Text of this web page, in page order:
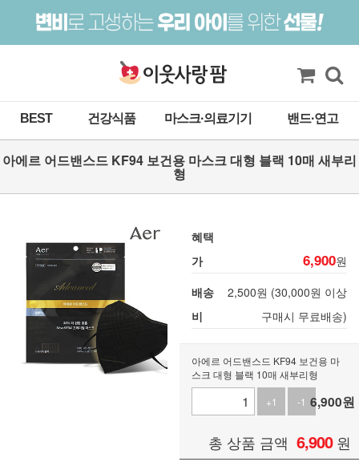
BEST 건강식품 마스크·의료기기 밴드·연고
아에르 어드밴스드 KF94 보건용 마스크 대형 블랙 10매 새부리
형
혜택
가
6,900원
배송
비
2,500원 (30,000원 이상
구매시 무료배송)
아에르 어드밴스드 KF94 보건용 마
스크 대형 블랙 10매 새부리형
+1
-1 6,900원
총 상품 금액 6,900 원